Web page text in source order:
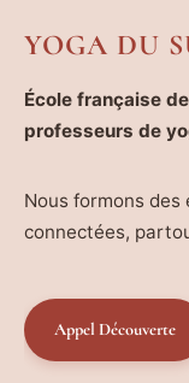
YOGA DU
École française
professeurs de
Nous formons
connectées,
Appel Découverte